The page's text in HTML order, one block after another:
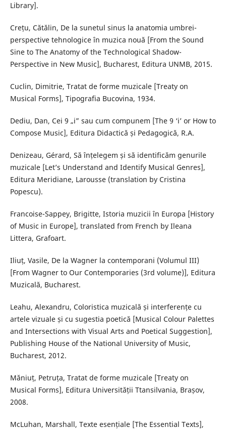
Library].
Crețu, Cătălin, De la sunetul sinus la anatomia umbrei-
perspective tehnologice în muzica nouă [From the Sound
Sine to The Anatomy of the Technological Shadow-
Perspective in New Music], Bucharest, Editura UNMB, 2015.
Cuclin, Dimitrie, Tratat de forme muzicale [Treaty on
Musical Forms], Tipografia Bucovina, 1934.
Dediu, Dan, Cei 9 „i” sau cum compunem [The 9 ‘i’ or How to
Compose Music], Editura Didactică și Pedagogică, R.A.
Denizeau, Gérard, Să înțelegem și să identificăm genurile
muzicale [Let’s Understand and Identify Musical Genres],
Editura Meridiane, Larousse (translation by Cristina
Popescu).
Francoise-Sappey, Brigitte, Istoria muzicii în Europa [History
of Music in Europe], translated from French by Ileana
Littera, Grafoart.
Iliuț, Vasile, De la Wagner la contemporani (Volumul III)
[From Wagner to Our Contemporaries (3rd volume)], Editura
Muzicală, Bucharest.
Leahu, Alexandru, Coloristica muzicală și interferențe cu
artele vizuale și cu sugestia poetică [Musical Colour Palettes
and Intersections with Visual Arts and Poetical Suggestion],
Publishing House of the National University of Music,
Bucharest, 2012.
Măniuț, Petruța, Tratat de forme muzicale [Treaty on
Musical Forms], Editura Universității Ttansilvania, Brașov,
2008.
McLuhan, Marshall, Texte esențiale [The Essential Texts],